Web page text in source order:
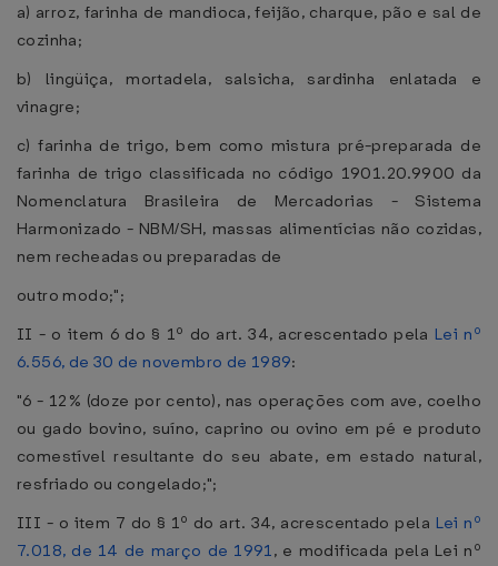
a) arroz, farinha de mandioca, feijão, charque, pão e sal de
cozinha;
b) lingüiça, mortadela, salsicha, sardinha enlatada e
vinagre;
c) farinha de trigo, bem como mistura pré-preparada de
farinha de trigo classificada no código 1901.20.9900 da
Nomenclatura Brasileira de Mercadorias - Sistema
Harmonizado - NBM/SH, massas alimentícias não cozidas,
nem recheadas ou preparadas de
outro modo;";
II - o item 6 do § 1º do art. 34, acrescentado pela Lei nº
6.556, de 30 de novembro de 1989:
"6 - 12% (doze por cento), nas operações com ave, coelho
ou gado bovino, suíno, caprino ou ovino em pé e produto
comestível resultante do seu abate, em estado natural,
resfriado ou congelado;";
III - o item 7 do § 1º do art. 34, acrescentado pela Lei nº
7.018, de 14 de março de 1991, e modificada pela Lei nº